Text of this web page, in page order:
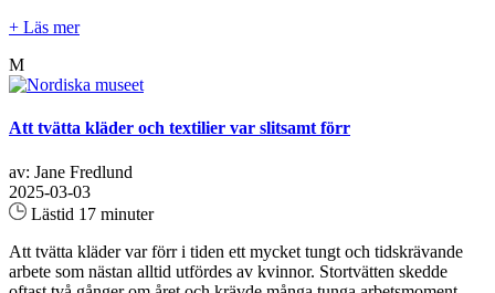
+ Läs mer
M
Att tvätta kläder och textilier var slitsamt förr
av: Jane Fredlund
2025-03-03
Lästid 17 minuter
Att tvätta kläder var förr i tiden ett mycket tungt och tidskrävande
arbete som nästan alltid utfördes av kvinnor. Stortvätten skedde